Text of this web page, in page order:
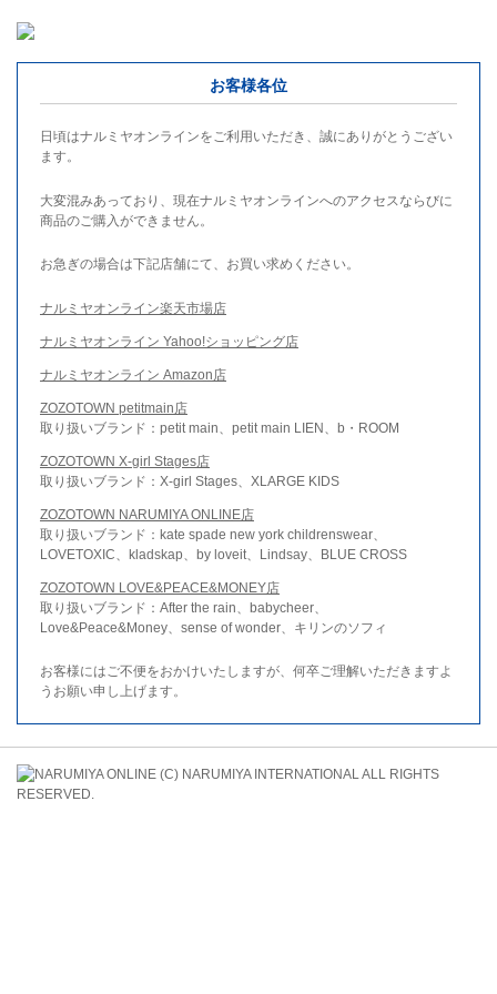
お客様各位
日頃はナルミヤオンラインをご利用いただき、誠にありがとうござい
ます。
大変混みあっており、現在ナルミヤオンラインへのアクセスならびに
商品のご購入ができません。
お急ぎの場合は下記店舗にて、お買い求めください。
ナルミヤオンライン楽天市場店
ナルミヤオンライン Yahoo!ショッピング店
ナルミヤオンライン Amazon店
ZOZOTOWN petitmain店
取り扱いブランド：petit main、petit main LIEN、b・ROOM
ZOZOTOWN X-girl Stages店
取り扱いブランド：X-girl Stages、XLARGE KIDS
ZOZOTOWN NARUMIYA ONLINE店
取り扱いブランド：kate spade new york childrenswear、
LOVETOXIC、kladskap、by loveit、Lindsay、BLUE CROSS
ZOZOTOWN LOVE&PEACE&MONEY店
取り扱いブランド：After the rain、babycheer、
Love&Peace&Money、sense of wonder、キリンのソフィ
お客様にはご不便をおかけいたしますが、何卒ご理解いただきますよ
うお願い申し上げます。